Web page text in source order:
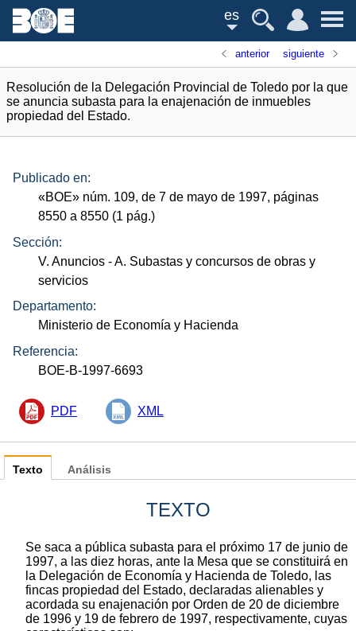
es
anterior siguiente
Resolución de la Delegación Provincial de Toledo por la que
se anuncia subasta para la enajenación de inmuebles
propiedad del Estado.
Publicado en:
«BOE» núm. 109, de 7 de mayo de 1997, páginas
8550 a 8550 (1 pág.)
Sección:
V. Anuncios - A. Subastas y concursos de obras y
servicios
Departamento:
Ministerio de Economía y Hacienda
Referencia:
BOE-B-1997-6693
PDF XML
Texto
TEXTO
Se saca a pública subasta para el próximo 17 de junio de
1997, a las diez horas, ante la Mesa que se constituirá en
la Delegación de Economía y Hacienda de Toledo, las
fincas propiedad del Estado, declaradas alienables y
acordada su enajenación por Orden de 20 de diciembre
de 1996 y 19 de febrero de 1997, respectivamente, cuyas
Análisis